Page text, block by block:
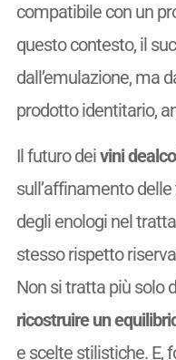
compatibile con un
questo contesto, il
dall’emulazione, ma
prodotto identitario,
Il futuro deivini
sull’affinamento
degli enologi nel
stesso rispetto
Non si tratta più solo
ricostruire un
e scelte stilistiche. E,